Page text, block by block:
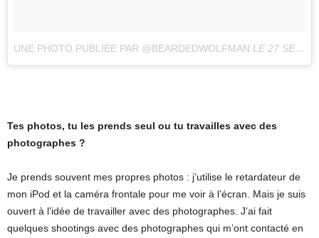
UNE PHOTO PUBLIÉE PAR @BEARDEDWOLFMAN LE 27 SEPT. 2016 À 9H44 PDT
Tes photos, tu les prends seul ou tu travailles avec des
photographes ?
Je prends souvent mes propres photos : j’utilise le retardateur de
mon iPod et la caméra frontale pour me voir à l’écran. Mais je suis
ouvert à l’idée de travailler avec des photographes. J’ai fait
quelques shootings avec des photographes qui m’ont contacté en